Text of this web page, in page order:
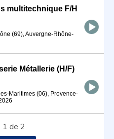
multitechnique F/H
(69), Auvergne-Rhône-
Métallerie (H/F)
Maritimes (06), Provence-
1 de 2